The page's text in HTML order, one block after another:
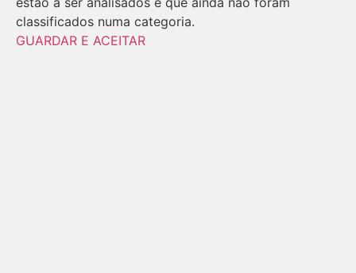
classificados numa categoria.
GUARDAR E ACEITAR